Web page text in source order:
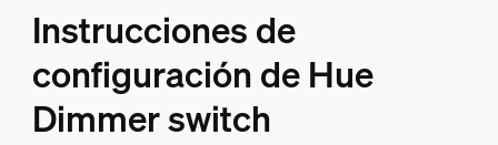
Instrucciones de
configuración de Hue
Dimmer switch